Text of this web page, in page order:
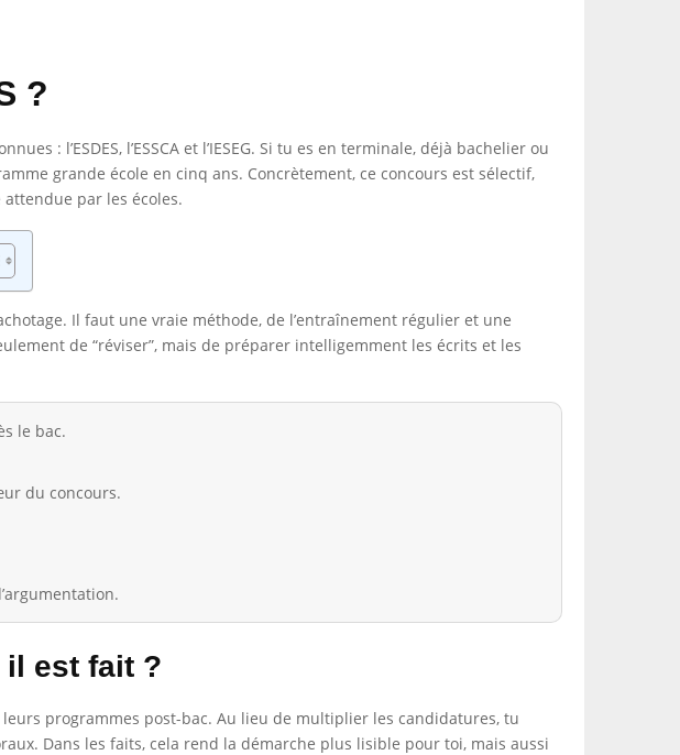
?
: l’ESDES, l’ESSCA et l’IESEG. Si tu es en terminale, déjà bachelier ou
grande école en cinq ans. Concrètement, ce concours est sélectif,
par les écoles.
Il faut une vraie méthode, de l’entraînement régulier et une
de “réviser”, mais de préparer intelligemment les écrits et les
le bac.
du concours.
il est fait ?
leurs programmes post-bac. Au lieu de multiplier les candidatures, tu
Dans les faits, cela rend la démarche plus lisible pour toi, mais aussi